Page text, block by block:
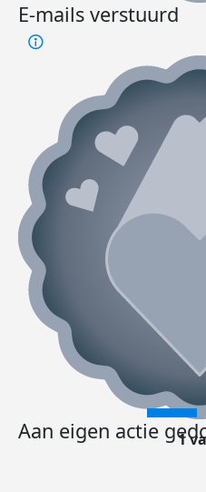
E-mails verstuurd
Aan eigen actie 1